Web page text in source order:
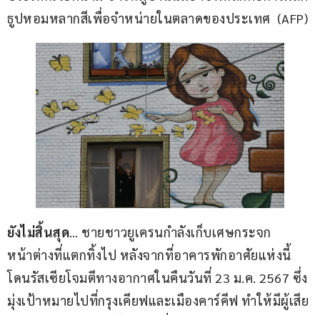
ธูปหอมหลากสีเพื่อจำหน่ายในตลาดของประเทศ  (AFP)
ยังไม่สิ้นสุด… ชายชาวยูเครนกำลังเก็บเศษกระจก
หน้าต่างที่แตกทิ้งไป หลังจากที่อาคารพักอาศัยแห่งนี้
โดนรัสเซียโจมตีทางอากาศในคืนวันที่ 23 ม.ค. 2567 ซึ่ง
มุ่งเป้าหมายไปที่กรุงเคียฟและเมืองคาร์คีฟ ทำให้มีผู้เสีย